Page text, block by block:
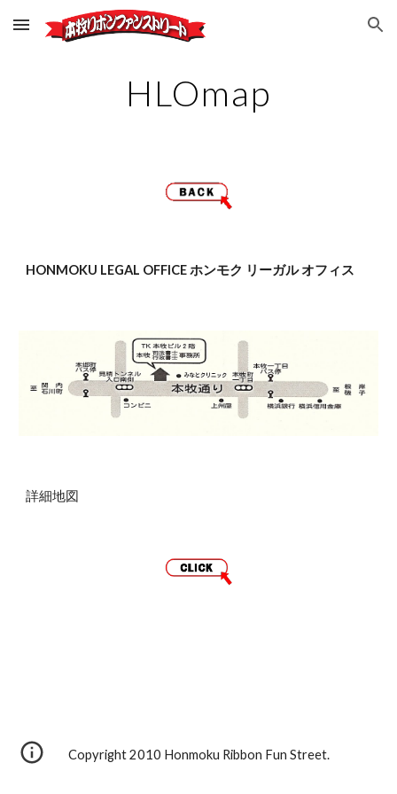
Skip to main content Skip to navigation
HLOmap
HONMOKU LEGAL OFFICE ホンモク リーガル オフィス
詳細地図
Copyright 2010 Honmoku Ribbon Fun Street.